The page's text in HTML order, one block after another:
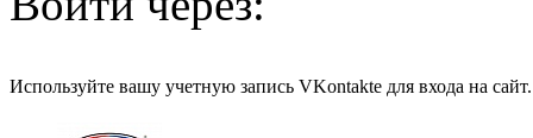
Используйте вашу учетную запись VKontakte для входа на сайт.